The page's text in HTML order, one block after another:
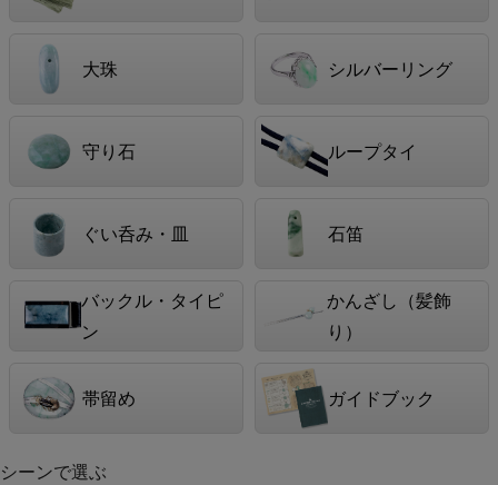
大珠 シルバーリング
守り石 ループタイ
ぐい呑み・皿 石笛
バックル・タイピ
ン
かんざし（髪飾
り）
帯留め ガイドブック
シーンで選ぶ